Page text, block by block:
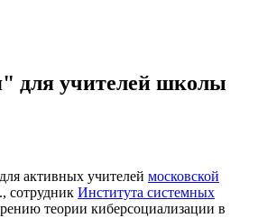
для учителей школы
активных учителей московской
сотрудник Института системных
теории киберсоциализации в